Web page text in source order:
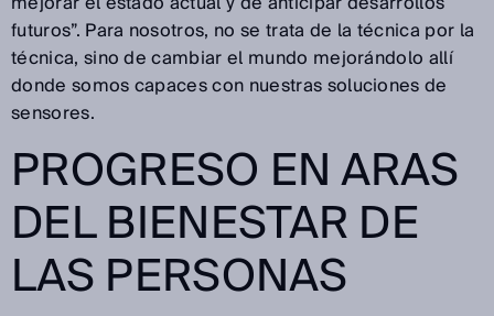
futuros”. Para nosotros, no se trata de la técnica por la
técnica, sino de cambiar el mundo mejorándolo allí
donde somos capaces con nuestras soluciones de
sensores.
PROGRESO EN ARAS
DEL BIENESTAR DE
LAS PERSONAS